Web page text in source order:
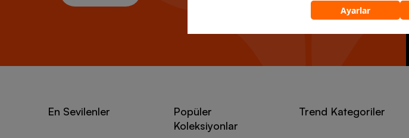
En Sevilenler
Popüler
Koleksiyonlar
Trend Kategoriler